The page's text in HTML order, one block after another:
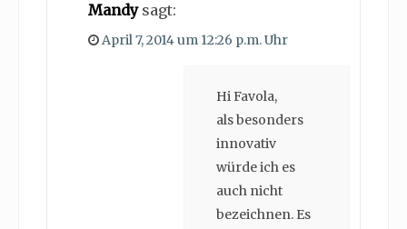
Mandy sagt:
April 7, 2014 um 12:26 p.m. Uhr
Hi Favola,
als besonders
innovativ
würde ich es
auch nicht
bezeichnen. Es